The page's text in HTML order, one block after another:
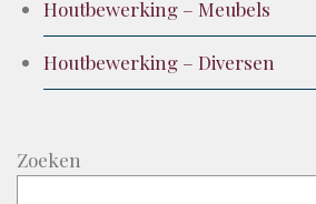
Houtbewerking – Meubels
Houtbewerking – Diversen
Zoeken